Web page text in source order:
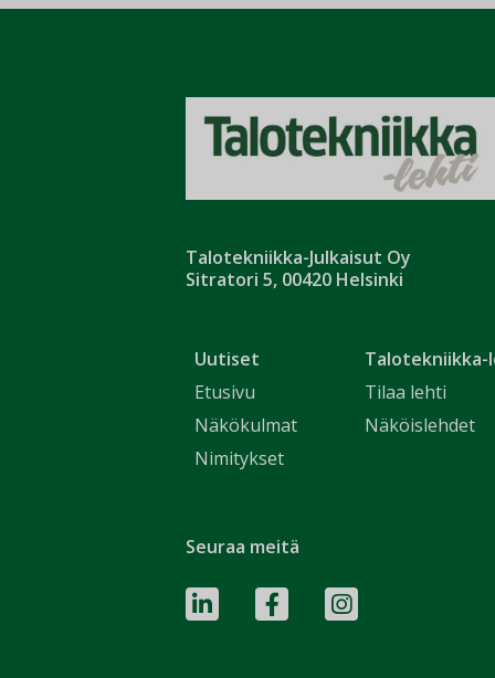
Talotekniikka-Julkaisut Oy
Sitratori 5, 00420 Helsinki
Uutiset
Etusivu
Näkökulmat
Nimitykset
Tilaa lehti
Näköislehdet
Seuraa meitä